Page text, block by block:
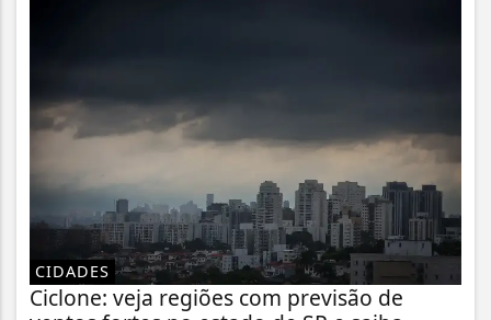
CIDADES
Ciclone: veja regiões com previsão de